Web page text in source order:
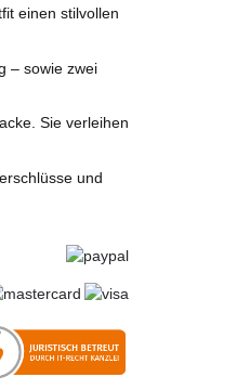
einen stilvollen
– sowie zwei
Sie verleihen
und